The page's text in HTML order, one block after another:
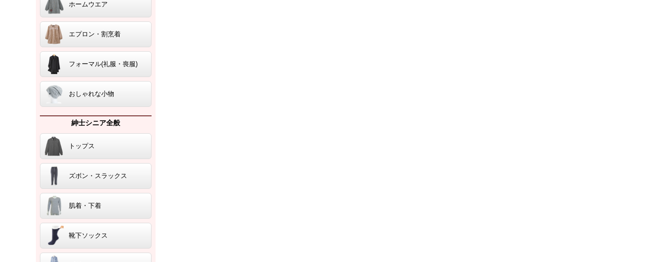
ホームウエア
エプロン・割烹着
フォーマル(礼服・喪服)
おしゃれな小物
紳士シニア全般
トップス
ズボン・スラックス
肌着・下着
靴下ソックス